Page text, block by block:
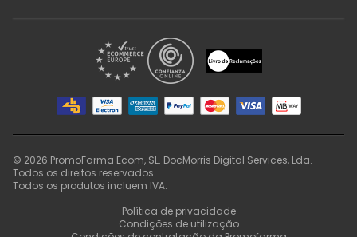
© 2026 PromoFarma Ecom, SL. DocMorris Digital Services, Lda.
Todos os direitos reservados.
Todos os produtos incluem IVA.
Política de privacidade
Condições de utilização